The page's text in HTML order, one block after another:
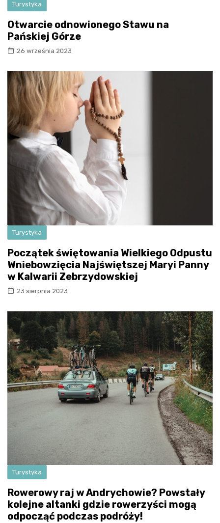
Turystyka
Otwarcie odnowionego Stawu na
Pańskiej Górze
26 września 2023
Turystyka
Początek świętowania Wielkiego Odpustu
Wniebowzięcia Najświętszej Maryi Panny
w Kalwarii Zebrzydowskiej
23 sierpnia 2023
Turystyka
Rowerowy raj w Andrychowie? Powstały
kolejne altanki gdzie rowerzyści mogą
odpocząć podczas podróży!